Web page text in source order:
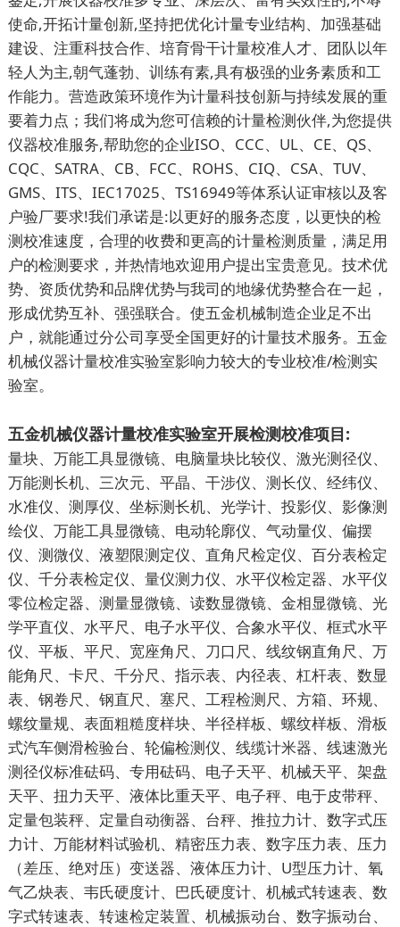
使命,开拓计量创新,坚持把优化计量专业结构、加强基础
建设、注重科技合作、培育骨干计量校准人才、团队以年
轻人为主,朝气蓬勃、训练有素,具有极强的业务素质和工
作能力。营造政策环境作为计量科技创新与持续发展的重
要着力点；我们将成为您可信赖的计量检测伙伴,为您提供
仪器校准服务,帮助您的企业ISO、CCC、UL、CE、QS、
CQC、SATRA、CB、FCC、ROHS、CIQ、CSA、TUV、
GMS、ITS、IEC17025、TS16949等体系认证审核以及客
户验厂要求!我们承诺是:以更好的服务态度，以更快的检
测校准速度，合理的收费和更高的计量检测质量，满足用
户的检测要求，并热情地欢迎用户提出宝贵意见。技术优
势、资质优势和品牌优势与我司的地缘优势整合在一起，
形成优势互补、强强联合。使五金机械制造企业足不出
户，就能通过分公司享受全国更好的计量技术服务。五金
机械仪器计量校准实验室影响力较大的专业校准/检测实
验室。
五金机械仪器计量校准实验室开展检测校准项目:
量块、万能工具显微镜、电脑量块比较仪、激光测径仪、
万能测长机、三次元、平晶、干涉仪、测长仪、经纬仪、
水准仪、测厚仪、坐标测长机、光学计、投影仪、影像测
绘仪、万能工具显微镜、电动轮廓仪、气动量仪、偏摆
仪、测微仪、液塑限测定仪、直角尺检定仪、百分表检定
仪、千分表检定仪、量仪测力仪、水平仪检定器、水平仪
零位检定器、测量显微镜、读数显微镜、金相显微镜、光
学平直仪、水平尺、电子水平仪、合象水平仪、框式水平
仪、平板、平尺、宽座角尺、刀口尺、线纹钢直角尺、万
能角尺、卡尺、千分尺、指示表、内径表、杠杆表、数显
表、钢卷尺、钢直尺、塞尺、工程检测尺、方箱、环规、
螺纹量规、表面粗糙度样块、半径样板、螺纹样板、滑板
式汽车侧滑检验台、轮偏检测仪、线缆计米器、线速激光
测径仪标准砝码、专用砝码、电子天平、机械天平、架盘
天平、扭力天平、液体比重天平、电子秤、电于皮带秤、
定量包装秤、定量自动衡器、台秤、推拉力计、数字式压
力计、万能材料试验机、精密压力表、数字压力表、压力
（差压、绝对压）变送器、液体压力计、U型压力计、氧
气乙炔表、韦氏硬度计、巴氏硬度计、机械式转速表、数
字式转速表、转速检定装置、机械振动台、数字振动台、